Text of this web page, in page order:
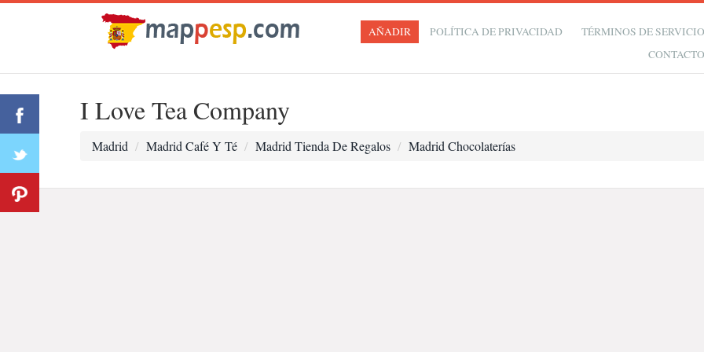
AÑADIR POLÍTICA DE PRIVACIDAD
TÉRMINOS DE
I Love Tea Company
Madrid Madrid Café Y Té Madrid Tienda De Regalos Madrid Chocolaterías